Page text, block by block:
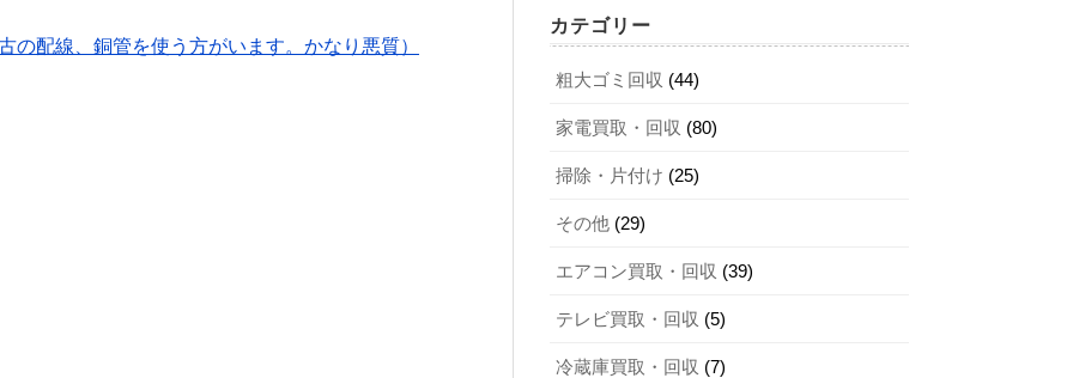
配線、銅管を使う方がいます。かなり悪質）
カテゴリー
粗大ゴミ回収 (44)
家電買取・回収 (80)
掃除・片付け (25)
その他 (29)
エアコン買取・回収 (39)
テレビ買取・回収 (5)
冷蔵庫買取・回収 (7)